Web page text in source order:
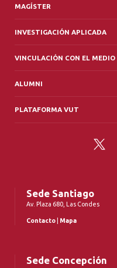
MAGÍSTER
INVESTIGACIÓN APLICADA
VINCULACIÓN CON EL MEDIO
ALUMNI
PLATAFORMA VUT
Twitter
Sede Santiago
Av. Plaza 680, Las Condes
Contacto Mapa
Sede Concepción